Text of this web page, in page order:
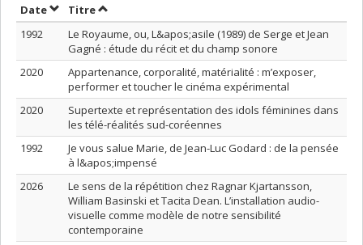
DateTrier par date en ordre croissant
TitreTrier par titre en ordre croissant
1992
Le Royaume, ou, L&apos;asile (1989) de Serge et Jean
Gagné : étude du récit et du champ sonore
2020
Appartenance, corporalité, matérialité : m’exposer,
performer et toucher le cinéma expérimental
2020
Supertexte et représentation des idols féminines dans
les télé-réalités sud-coréennes
1992
Je vous salue Marie, de Jean-Luc Godard : de la pensée
à l&apos;impensé
2026
Le sens de la répétition chez Ragnar Kjartansson,
William Basinski et Tacita Dean. L’installation audio-
visuelle comme modèle de notre sensibilité
contemporaine